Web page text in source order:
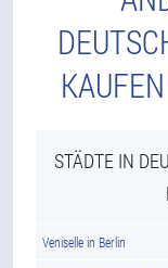
STÄDTE IN
Veniselle in Berlin